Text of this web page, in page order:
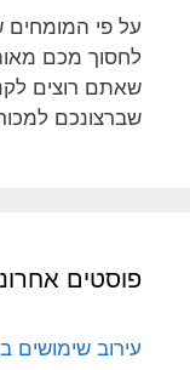
על פי המומחים
לחסוך מכם
שאתם רוצים
שברצונכם
פוסטים
עירוב שימושים